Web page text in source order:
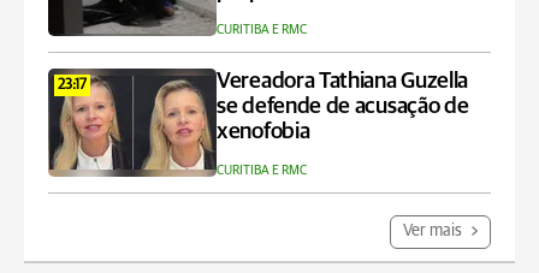
CURITIBA E RMC
23:17
Vereadora Tathiana Guzella
se defende de acusação de
xenofobia
CURITIBA E RMC
Ver mais